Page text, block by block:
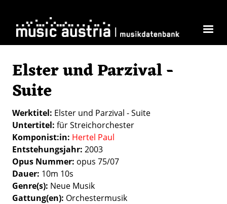
Elster und Parzival -
Suite
Werktitel Elster und Parzival - Suite
Untertitel für Streichorchester
Komponist:in Hertel Paul
Entstehungsjahr 2003
Opus Nummer opus 75/07
Dauer 10m 10s
Genre(s) Neue Musik
Gattung(en) Orchestermusik